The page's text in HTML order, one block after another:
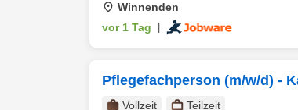
Winnenden
vor 1 Tag
Pflegefachperson (m/w/d) -
Vollzeit
Teilzeit